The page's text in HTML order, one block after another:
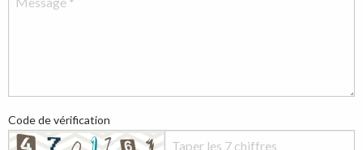
Code de vérification